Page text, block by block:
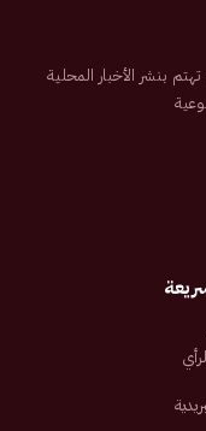
إلكترونية سعودية تم تأسيسها عام 2007م تهتم بنشر الأخبار المحلية